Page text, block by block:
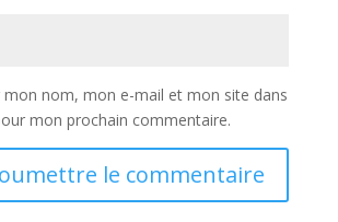
mon nom, mon e-mail et mon site dans
mon prochain commentaire.
le commentaire